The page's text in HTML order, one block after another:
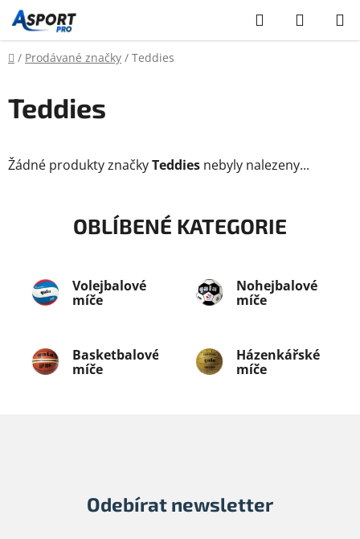
Přejít
na
obsah
Hledat
KOŠÍK
Domů
/ Prodávané značky / Teddies
Teddies
Žádné produkty značkyTeddies nebyly nalezeny...
OBLÍBENÉ KATEGORIE
Volejbalové
míče
Nohejbalové
míče
Basketbalové
míče
Házenkářské
míče
Odebírat newsletter